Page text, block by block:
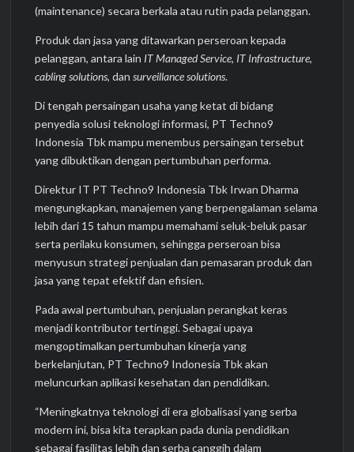
(maintenance) secara berkala atau rutin pada pelanggan.
Produk dan jasa yang ditawarkan perseroan kepada
pelanggan, antara lain IT Managed Service, IT Infrastructure,
cabling solutions, dansurveillance solutions.
Di tengah persaingan usaha yang ketat di bidang
penyedia solusi teknologi informasi, PT Techno9
Indonesia Tbk mampu menembus persaingan tersebut
yang dibuktikan dengan pertumbuhan performa.
Direktur IT PT Techno9 Indonesia Tbk Irwan Dharma
mengungkapkan, manajemen yang berpengalaman selama
lebih dari 15 tahun mampu memahami seluk-beluk pasar
serta perilaku konsumen, sehingga perseroan bisa
menyusun strategi penjualan dan pemasaran produk dan
jasa yang tepat efektif dan efisien.
Pada awal pertumbuhan, penjualan perangkat keras
menjadi kontributor tertinggi. Sebagai upaya
mengoptimalkan pertumbuhan kinerja yang
berkelanjutan, PT Techno9 Indonesia Tbk akan
meluncurkan aplikasi kesehatan dan pendidikan.
“Meningkatnya teknologi di era globalisasi yang serba
modern ini, bisa kita terapkan pada dunia pendidikan
sebagai fasilitas lebih dan serba canggih dalam